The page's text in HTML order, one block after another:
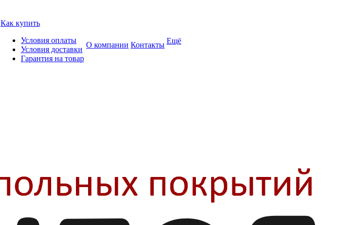
Как купить
Условия оплаты
Условия доставки
Гарантия на товар
О компании Контакты Ещё